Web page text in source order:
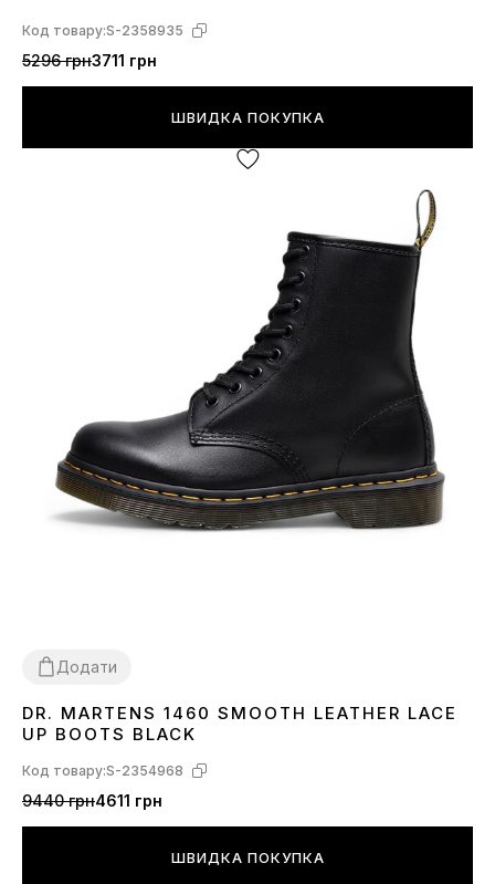
Код товару:S-2358935
5296 грн3711 грн
ШВИДКА ПОКУПКА
Додати
36 373839 404142 43 444546
DR. MARTENS 1460 SMOOTH LEATHER LACE
UP BOOTS BLACK
Код товару:S-2354968
9440 грн4611 грн
ШВИДКА ПОКУПКА